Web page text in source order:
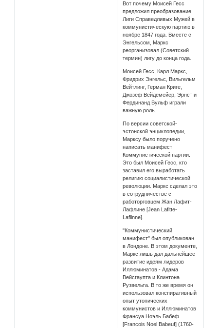
Вот почему Моисей Гесс
предложил преобразование
Лиги Справедливых Мужей в
коммунистическую партию в
ноябре 1847 года. Вместе с
Энгельсом, Маркс
реорганизовал (Советский
термин) лигу до конца года.
Моисей Гесс, Карл Маркс,
Фридрих Энгельс, Вильгельм
Вейтлинг, Герман Криге,
Джозеф Вейдемейер, Эрнст и
Фердинанд Вульф играли
важную роль.
По версии советской-
эстонской энциклопедии,
Марксу было поручено
написать манифест
Коммунистической партии.
Это был Моисей Гесс, кто
заставил его выработать
религию социалистической
революции. Маркс сделал это
в сотрудничестве с
работорговцем Жан Лафит-
Лафлине [Jean Lafitte-
Laflinne].
"Коммунистический
манифест" был опубликован
в Лондоне. В этом документе,
Маркс лишь дал дальнейшее
развитие идеям лидеров
Иллюминатов - Адама
Вейсгаупта и Клинтона
Рузвельта. В то же время он
использовал конспиративный
опыт утопических
коммунистов и Иллюминатов
Франсуа Ноэль Бабеф
[Francois Noel Babeuf] (1760-